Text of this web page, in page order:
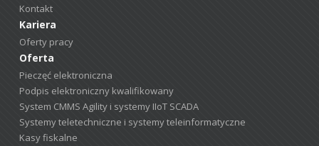
Kontakt
Kariera
Oferty pracy
Oferta
Pieczęć elektroniczna
Podpis elektroniczny kwalifikowany
System CMMS Agility i systemy IIoT SCADA
Systemy teletechniczne i systemy teleinformatyczne
Kasy fiskalne